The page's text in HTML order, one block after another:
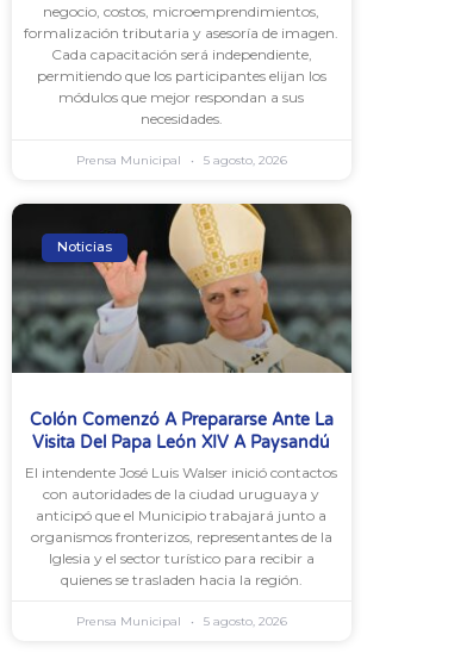
negocio, costos, microemprendimientos,
formalización tributaria y asesoría de imagen.
Cada capacitación será independiente,
permitiendo que los participantes elijan los
módulos que mejor respondan a sus
necesidades.
Prensa Municipal 5 agosto, 2026
Noticias
Colón Comenzó A Prepararse Ante La
Visita Del Papa León XIV A Paysandú
El intendente José Luis Walser inició contactos
con autoridades de la ciudad uruguaya y
anticipó que el Municipio trabajará junto a
organismos fronterizos, representantes de la
Iglesia y el sector turístico para recibir a
quienes se trasladen hacia la región.
Prensa Municipal 5 agosto, 2026